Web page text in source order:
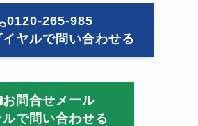
0120-265-985
ヤルで問い合わせる
問合せメール
ルで問い合わせる